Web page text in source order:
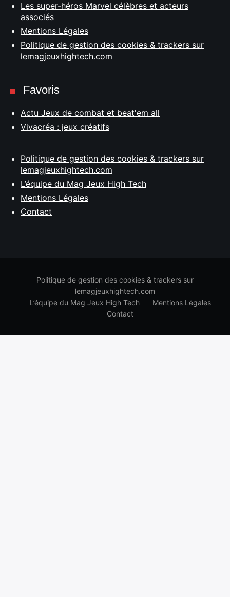
Les super-héros Marvel célèbres et acteurs
associés
Mentions Légales
Politique de gestion des cookies & trackers sur
lemagjeuxhightech.com
Favoris
Actu Jeux de combat et beat'em all
Vivacréa : jeux créatifs
Politique de gestion des cookies & trackers sur
lemagjeuxhightech.com
L’équipe du Mag Jeux High Tech
Mentions Légales
Contact
Politique de gestion des cookies & trackers sur
lemagjeuxhightech.com
L’équipe du Mag Jeux High Tech
Mentions Légales
Contact